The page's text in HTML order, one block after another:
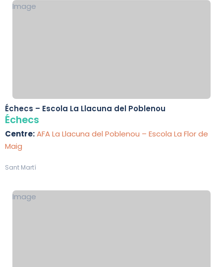
Image
Échecs – Escola La Llacuna del Poblenou
Échecs
Centre:AFA La Llacuna del Poblenou – Escola La Flor de
Maig
Sant Martí
Image